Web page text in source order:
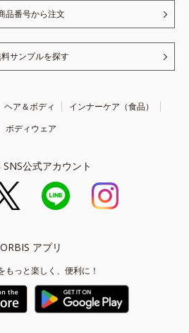
品番号から注文
サンプルを探す
ヘア＆ボディ
インナーケア（食品）
ボディウェア
SNS公式アカウント
ORBIS アプリ
もっと楽しく、便利に！